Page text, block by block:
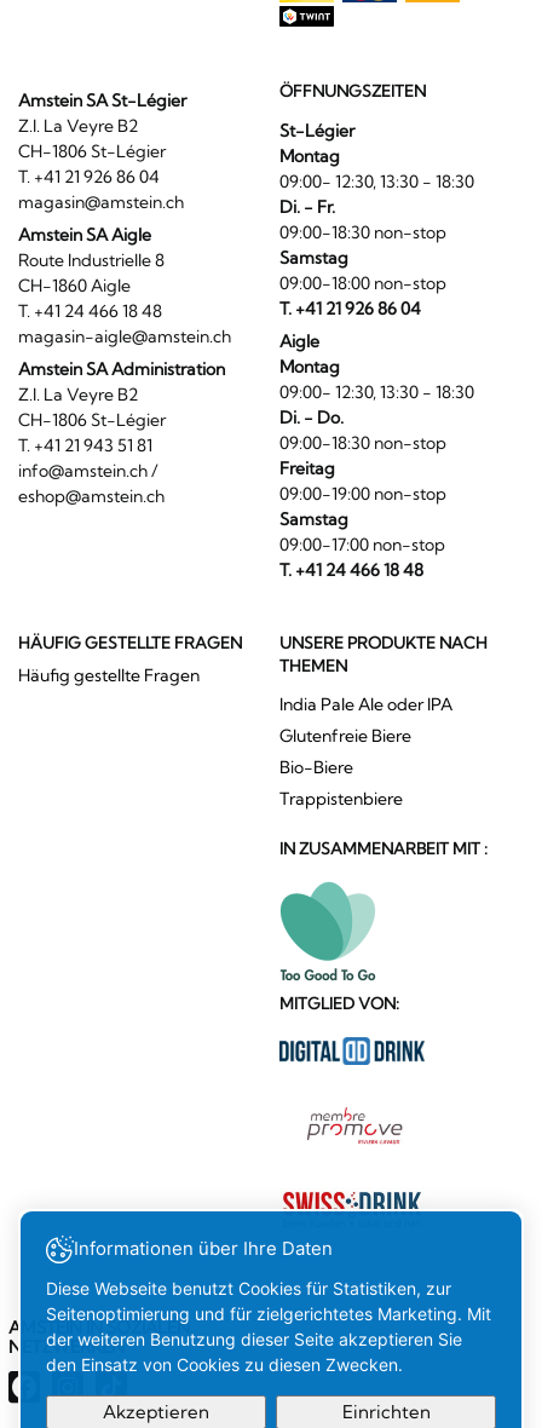
Amstein SA St-Légier
Z.I. La Veyre B2
CH-1806 St-Légier
T. +41 21 926 86 04
magasin@amstein.ch
Amstein SA Aigle
Route Industrielle 8
CH-1860 Aigle
T. +41 24 466 18 48
magasin-aigle@amstein.ch
Amstein SA Administration
Z.I. La Veyre B2
CH-1806 St-Légier
T. +41 21 943 51 81
info@amstein.ch/
eshop@amstein.ch
ÖFFNUNGSZEITEN
St-Légier
Montag
09:00- 12:30, 13:30 - 18:30
Di. - Fr.
09:00-18:30 non-stop
Samstag
09:00-18:00 non-stop
T. +41 21 926 86 04
Aigle
Montag
09:00- 12:30, 13:30 - 18:30
Di. - Do.
09:00-18:30 non-stop
Freitag
09:00-19:00 non-stop
Samstag
09:00-17:00 non-stop
T. +41 24 466 18 48
HÄUFIG GESTELLTE FRAGEN
Häufig gestellte Fragen
UNSERE PRODUKTE NACH
THEMEN
India Pale Ale oder IPA
Glutenfreie Biere
Bio-Biere
Trappistenbiere
IN ZUSAMMENARBEIT MIT :
MITGLIED VON:
AMSTEIN IN SOZIALEN
NETZWERKEN
Informationen über Ihre Daten
Diese Webseite benutzt Cookies für Statistiken, zur
Seitenoptimierung und für zielgerichtetes Marketing. Mit
der weiteren Benutzung dieser Seite akzeptieren Sie
den Einsatz von Cookies zu diesen Zwecken.
Akzeptieren Einrichten